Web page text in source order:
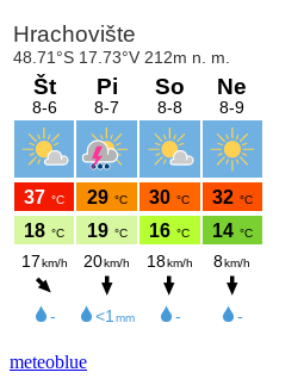
meteoblue